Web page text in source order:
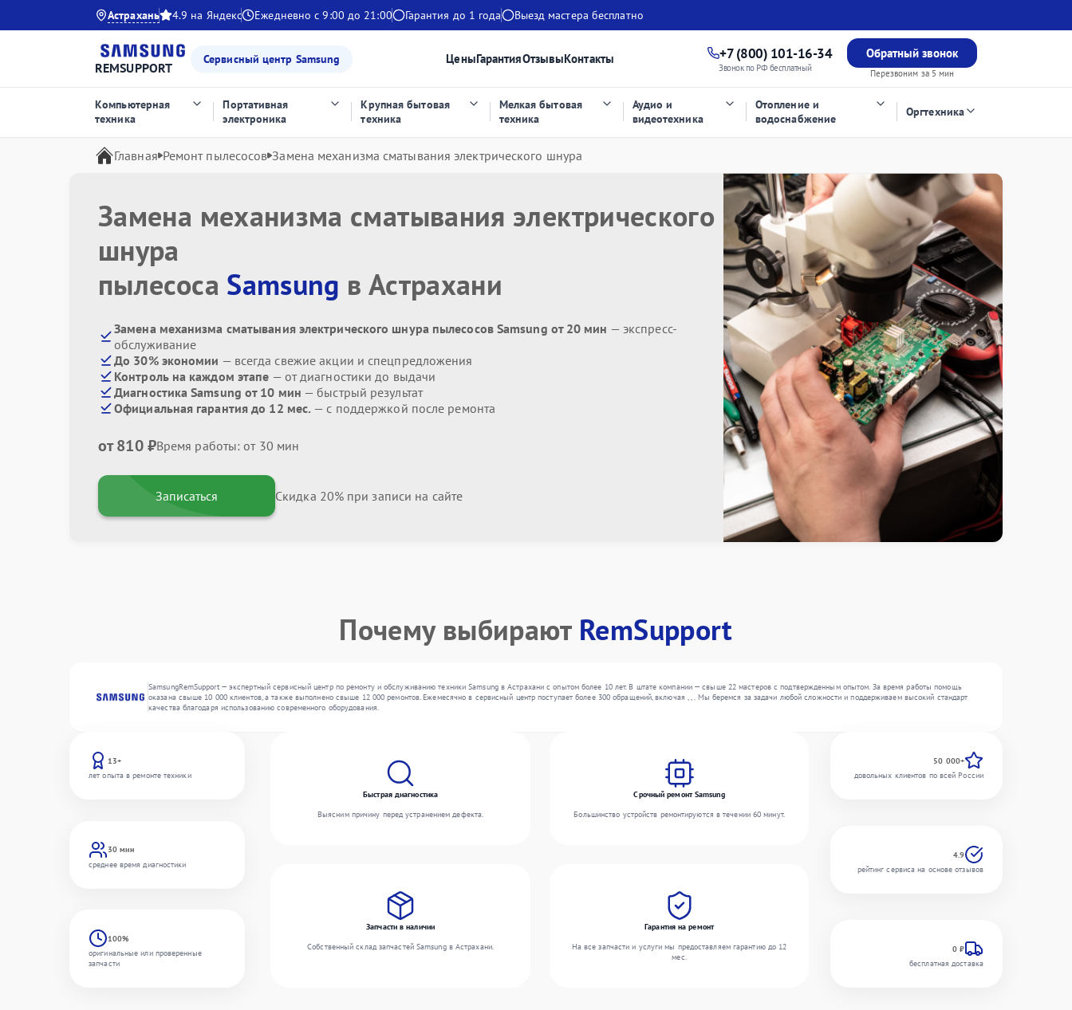
Астрахань 4.9 на Яндекс Ежедневно с 9:00 до 21:00 Гарантия до 1 года Выезд мастера бесплатно
REMSUPPORT
Сервисный центр Samsung ЦеныГарантияОтзывыКонтакты +7 (800) 101-16-34
Звонок по РФ бесплатный
Обратный звонок
Перезвоним за 5 мин
Компьютерная
техника
Портативная
электроника
Крупная бытовая
техника
Мелкая бытовая
техника
Аудио и
видеотехника
Отопление и
водоснабжение
Оргтехника
Главная Ремонт пылесосов Замена механизма сматывания электрического шнура
Замена механизма сматывания электрического
шнура
пылесоса Samsung в Астрахани
Замена механизма сматывания электрического шнура пылесосов Samsung от 20 мин — экспресс-
обслуживание
До 30% экономии — всегда свежие акции и спецпредложения
Контроль на каждом этапе — от диагностики до выдачи
Диагностика Samsung от 10 мин — быстрый результат
Официальная гарантия до 12 мес. — с поддержкой после ремонта
от 810 ₽Время работы: от 30 мин
Записаться Скидка 20% при записи на сайте
Почему выбирают RemSupport
SamsungRemSupport — экспертный сервисный центр по ремонту и обслуживанию техники Samsung в Астрахани с опытом более 10 лет. В штате компании — свыше 22 мастеров с подтвержденным опытом. За время работы помощь
оказана свыше 10 000 клиентов, а также выполнено свыше 12 000 ремонтов. Ежемесячно в сервисный центр поступает более 300 обращений, включая , , . Мы беремся за задачи любой сложности и поддерживаем высокий стандарт
качества благодаря использованию современного оборудования.
13+
лет опыта в ремонте техники
30 мин
среднее время диагностики
100%
оригинальные или проверенные
запчасти
Быстрая диагностика
Выясним причину перед устранением дефекта.
Срочный ремонт Samsung
Большинство устройств ремонтируются в течении 60 минут.
Запчасти в наличии
Собственный склад запчастей Samsung в Астрахани.
Гарантия на ремонт
На все запчасти и услуги мы предоставляем гарантию до 12
мес.
50 000+
довольных клиентов по всей России
4.9
рейтинг сервиса на основе отзывов
0 ₽
бесплатная доставка